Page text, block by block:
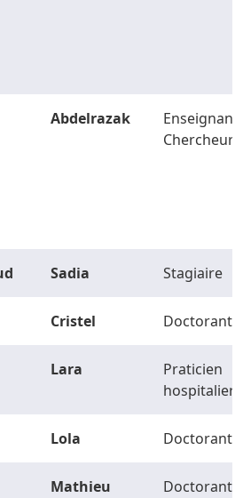
Abdelrazak
Enseignant-
Chercheur
Sadia Stagiaire
Cristel Doctorant
Lara
Praticien
hospitalier
Lola Doctorant
Mathieu Doctorant